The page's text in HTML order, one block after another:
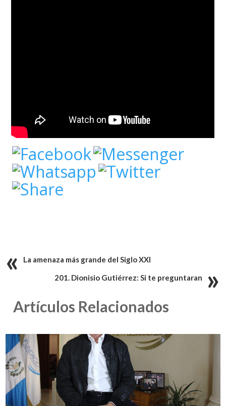
La amenaza más grande del Siglo XXI
201. Dionisio Gutiérrez: Si te preguntaran
Artículos Relacionados